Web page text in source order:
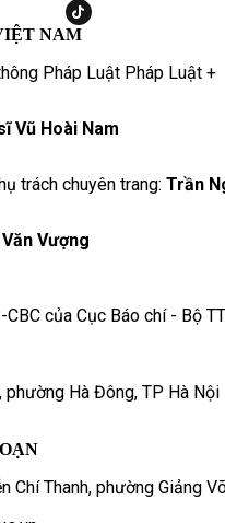
NAM
Pháp Luật Pháp Luật +
Vũ Hoài Nam
trách chuyên trang: Trần
Vượng
của Cục Báo chí - Bộ
phường Hà Đông, TP Hà Nội
Chí Thanh, phường Giảng